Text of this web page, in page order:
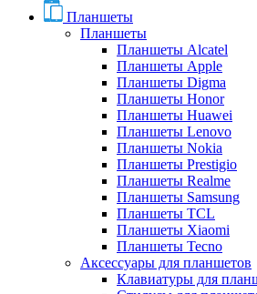
Планшеты
Планшеты
Планшеты Alcatel
Планшеты Apple
Планшеты Digma
Планшеты Honor
Планшеты Huawei
Планшеты Lenovo
Планшеты Nokia
Планшеты Prestigio
Планшеты Realme
Планшеты Samsung
Планшеты TCL
Планшеты Xiaomi
Планшеты Tecno
Аксессуары для планшетов
Клавиатуры для